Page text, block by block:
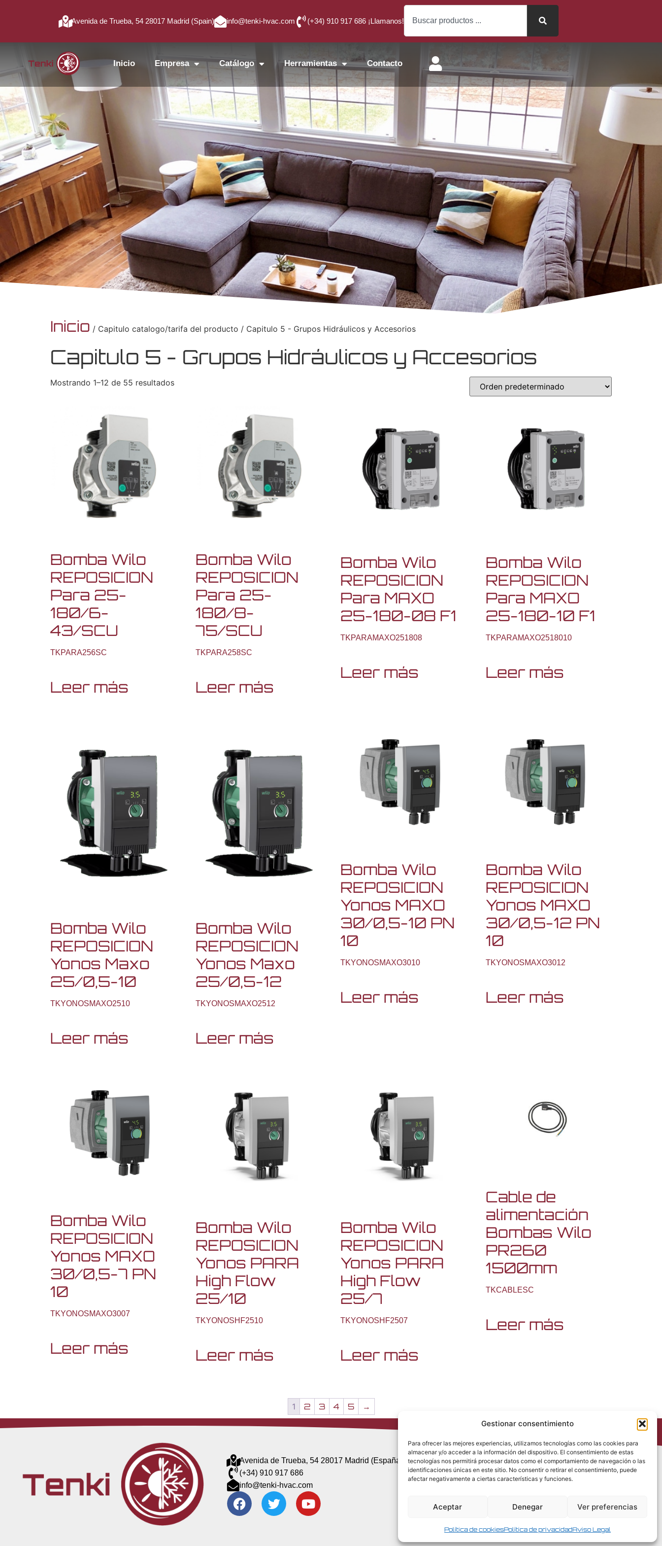
Gestionar consentimiento
Para ofrecer las mejores experiencias, utilizamos tecnologías como las cookies para
almacenar y/o acceder a la información del dispositivo. El consentimiento de estas
tecnologías nos permitirá procesar datos como el comportamiento de navegación o las
identificaciones únicas en este sitio. No consentir o retirar el consentimiento, puede
afectar negativamente a ciertas características y funciones.
Aceptar Denegar Ver preferencias
Política de cookiesPolítica de privacidadAviso Legal
Avenida de Trueba, 54 28017 Madrid (Spain) info@tenki-hvac.com (+34) 910 917 686 ¡Llamanos!
Inicio Empresa Catálogo Herramientas Contacto
Inicio / Capitulo catalogo/tarifa del producto / Capitulo 5 - Grupos Hidráulicos y Accesorios
Capitulo 5 - Grupos Hidráulicos y Accesorios
Mostrando 1–12 de 55 resultados
Bomba Wilo
REPOSICION
Para 25-
180/6-
43/SCU
TKPARA256SC
Leer más
Bomba Wilo
REPOSICION
Para 25-
180/8-
75/SCU
TKPARA258SC
Leer más
Bomba Wilo
REPOSICION
Para MAXO
25-180-08 F1
TKPARAMAXO251808
Leer más
Bomba Wilo
REPOSICION
Para MAXO
25-180-10 F1
TKPARAMAXO2518010
Leer más
Bomba Wilo
REPOSICION
Yonos Maxo
25/0,5-10
TKYONOSMAXO2510
Leer más
Bomba Wilo
REPOSICION
Yonos Maxo
25/0,5-12
TKYONOSMAXO2512
Leer más
Bomba Wilo
REPOSICION
Yonos MAXO
30/0,5-10 PN
10
TKYONOSMAXO3010
Leer más
Bomba Wilo
REPOSICION
Yonos MAXO
30/0,5-12 PN
10
TKYONOSMAXO3012
Leer más
Bomba Wilo
REPOSICION
Yonos MAXO
30/0,5-7 PN
10
TKYONOSMAXO3007
Leer más
Bomba Wilo
REPOSICION
Yonos PARA
High Flow
25/10
TKYONOSHF2510
Leer más
Bomba Wilo
REPOSICION
Yonos PARA
High Flow
25/7
TKYONOSHF2507
Leer más
Cable de
alimentación
Bombas Wilo
PR260
1500mm
TKCABLESC
Leer más
1 2 3 4 5 →
Avenida de Trueba, 54 28017 Madrid (España)
(+34) 910 917 686
info@tenki-hvac.com
Política de Privacidad
Política de Cookies
Aviso Legal